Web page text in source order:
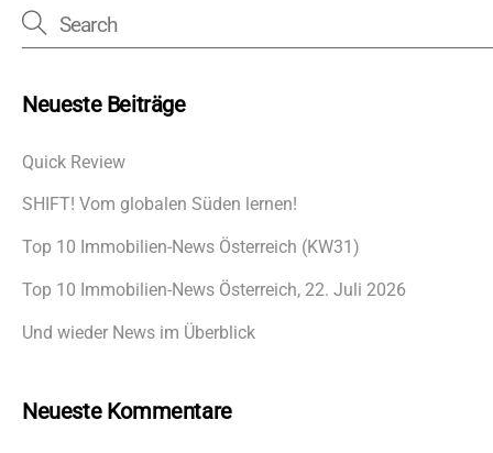
Neueste Beiträge
Quick Review
SHIFT! Vom globalen Süden lernen!
Top 10 Immobilien-News Österreich (KW31)
Top 10 Immobilien-News Österreich, 22. Juli 2026
Und wieder News im Überblick
Neueste Kommentare